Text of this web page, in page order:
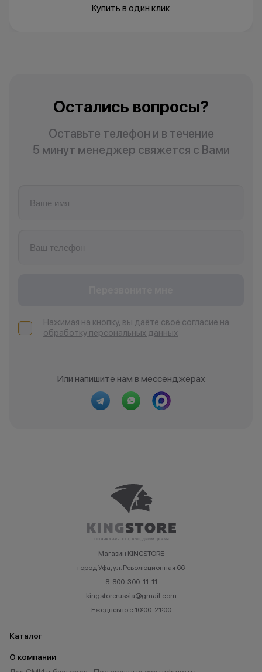
Купить в один клик
Остались вопросы?
Оставьте телефон и в течение
5 минут менеджер свяжется с Вами
Нажимая на кнопку, вы даёте своё согласие на
обработку персональных данных
Или напишите нам в мессенджерах
Магазин KINGSTORE
город Уфа, ул. Революционная 66
8-800-300-11-11
kingstorerussia@gmail.com
Ежедневно с 10:00-21:00
Каталог
О компании